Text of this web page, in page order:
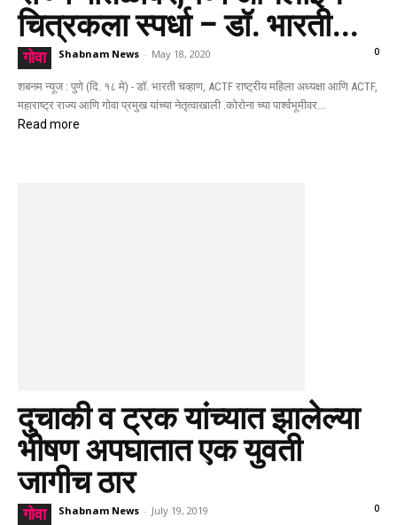
चित्रकला स्पर्धा – डॉ. भारती...
गोवा Shabnam News - May 18, 2020 0
शबनम न्यूज : पुणे (दि. १८ मे) - डॉ. भारती चव्हाण, ACTF राष्ट्रीय महिला अध्यक्षा आणि ACTF,
महाराष्ट्र राज्य आणि गोवा प्रमुख यांच्या नेतृत्वाखाली .कोरोना च्या पार्श्वभूमीवर...
Read more
दुचाकी व ट्रक यांच्यात झालेल्या
भीषण अपघातात एक युवती
जागीच ठार
गोवा Shabnam News - July 19, 2019 0